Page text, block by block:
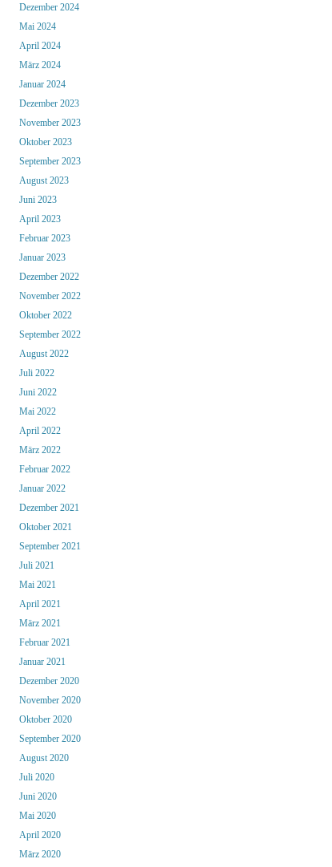
Dezember 2024
Mai 2024
April 2024
März 2024
Januar 2024
Dezember 2023
November 2023
Oktober 2023
September 2023
August 2023
Juni 2023
April 2023
Februar 2023
Januar 2023
Dezember 2022
November 2022
Oktober 2022
September 2022
August 2022
Juli 2022
Juni 2022
Mai 2022
April 2022
März 2022
Februar 2022
Januar 2022
Dezember 2021
Oktober 2021
September 2021
Juli 2021
Mai 2021
April 2021
März 2021
Februar 2021
Januar 2021
Dezember 2020
November 2020
Oktober 2020
September 2020
August 2020
Juli 2020
Juni 2020
Mai 2020
April 2020
März 2020